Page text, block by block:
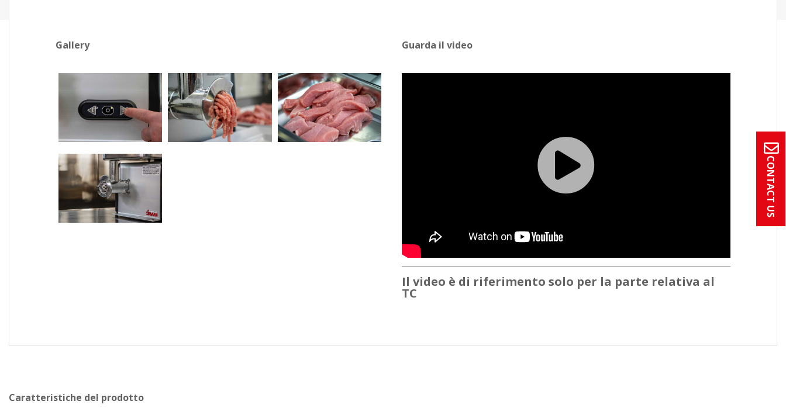
CONTACT US
Gallery Guarda il video
Il video è di riferimento solo per la parte relativa al
TC
Caratteristiche del prodotto